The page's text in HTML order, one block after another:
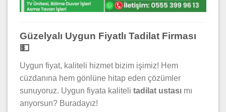
Güzelyalı Uygun Fiyatlı Tadilat Firması
💵
Uygun fiyat, kaliteli hizmet bizim işimiz! Hem
cüzdanına hem gönlüne hitap eden çözümler
sunuyoruz. Uygun fiyata kaliteli tadilat ustası mı
arıyorsun? Buradayız!